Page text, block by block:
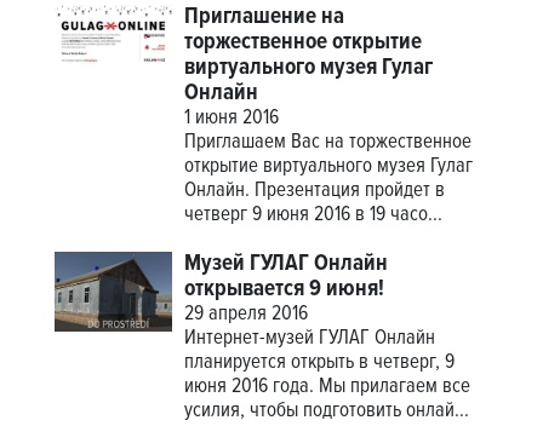
Приглашение на
торжественное открытие
виртуального музея Гулаг
Онлайн
1 июня 2016
Приглашаем Вас на торжественное
открытие виртуального музея Гулаг
Онлайн. Презентация пройдет в
четверг 9 июня 2016 в 19 часо...
Музей ГУЛАГ Онлайн
открывается 9 июня!
29 апреля 2016
Интернет-музей ГУЛАГ Онлайн
планируется открыть в четверг, 9
июня 2016 года. Мы прилагаем все
усилия, чтобы подготовить онлай...